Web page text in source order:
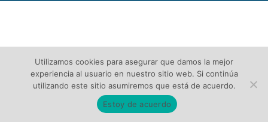
AsesoríasUtilizamos cookies para asegurar que damos la mejor
experiencia al usuario en nuestro sitio web. Si continúa
utilizando este sitio asumiremos que está de acuerdo.
Estoy de acuerdo